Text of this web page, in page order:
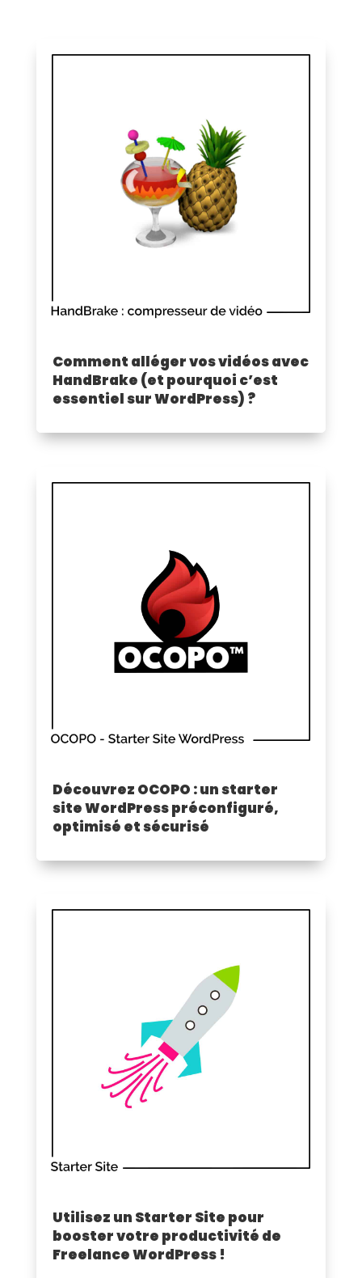
Comment alléger vos vidéos avec
HandBrake (et pourquoi c’est
essentiel sur WordPress) ?
Découvrez OCOPO : un starter
site WordPress préconfiguré,
optimisé et sécurisé
Utilisez un Starter Site pour
booster votre productivité de
Freelance WordPress !